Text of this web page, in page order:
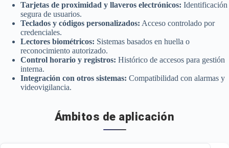
Tarjetas de proximidad y llaveros electrónicos: Identificación
segura de usuarios.
Teclados y códigos personalizados: Acceso controlado por
credenciales.
Lectores biométricos: Sistemas basados en huella o
reconocimiento autorizado.
Control horario y registros: Histórico de accesos para gestión
interna.
Integración con otros sistemas: Compatibilidad con alarmas y
videovigilancia.
Ámbitos de aplicación